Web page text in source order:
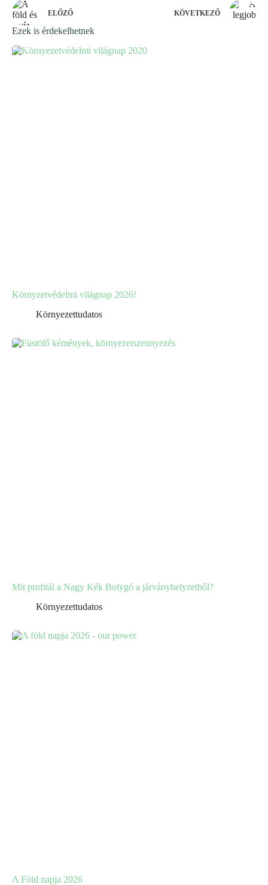
ELŐZŐ KÖVETKEZŐ
Ezek is érdekelhetnek
Környzetvédelmi világnap 2026!
Környezettudatos
Mit profitál a Nagy Kék Bolygó a járványhelyzetből?
Környezettudatos
A Föld napja 2026